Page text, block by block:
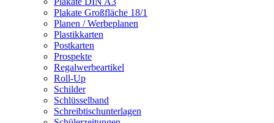
Plakate Großfläche 18/1
Planen / Werbeplanen
Plastikkarten
Postkarten
Prospekte
Regalwerbeartikel
Roll-Up
Schilder
Schlüsselband
Schreibtischunterlagen